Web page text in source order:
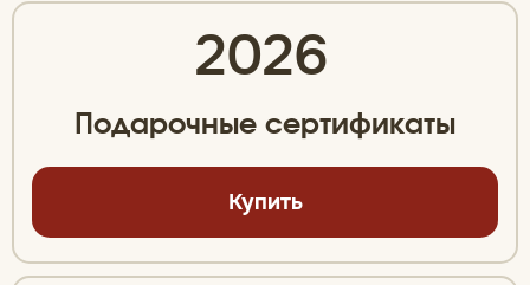
2026
Подарочные сертификаты
Купить